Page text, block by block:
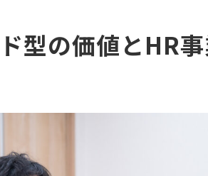
型の価値とHR